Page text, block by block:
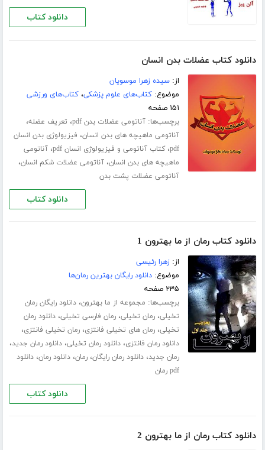
دانلود کتاب
دانلود کتاب عضلات بدن انسان
از:سیده زهرا موسویان
موضوع:کتاب‌های علوم پزشکی،کتاب‌های ورزشی
۱۵۱ صفحه
برچسب‌ها:آناتومی عضلات بدن pdf ، تعریف عضله،
آناتومی ماهیچه های بدن انسان، فیزیولوژی بدن انسان
pdf،کتاب آناتومی و فیزیولوژی انسان pdf ،آناتومی
ماهیچه های بدن انسان،آناتومی عضلات شکم انسان،
آناتومی عضلات پشت بدن
دانلود کتاب
دانلود کتاب رمان از ما بهترون 1
از:زهرا رئیسی
موضوع:دانلود رایگان بهترین رمان‌ها
۲۳۵ صفحه
برچسب‌ها: مجموعه از ما بهترون،دانلود رایگان رمان
تخیلی،رمان تخیلی،رمان فارسی تخیلی،دانلود رمان
تخیلی،رمان های تخیلی فانتزی،رمان تخیلی فانتزی،
دانلود رمان فانتزی،دانلود رمان تخیلی،دانلود رمان جدید،
رمان جدید،دانلود رمان رایگان،رمان،دانلود رمان،دانلود
pdf رمان
دانلود کتاب
دانلود کتاب رمان از ما بهترون 2